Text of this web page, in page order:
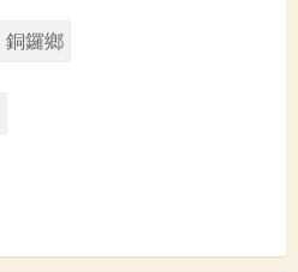
銅鑼鄉